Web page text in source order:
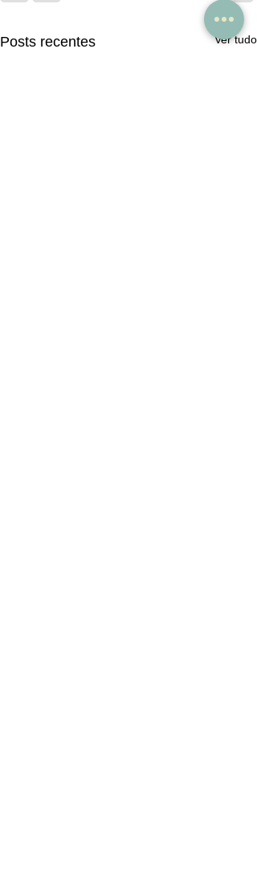
Posts recentes Ver tudo